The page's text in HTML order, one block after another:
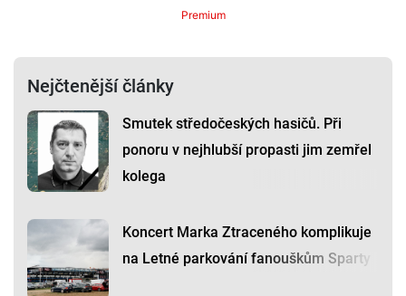
Premium
Nejčtenější články
Smutek středočeských hasičů. Při
ponoru v nejhlubší propasti jim zemřel
kolega
Koncert Marka Ztraceného komplikuje
na Letné parkování fanouškům Sparty